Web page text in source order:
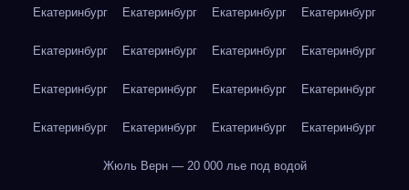
Екатеринбург Екатеринбург Екатеринбург Екатеринбург
Екатеринбург Екатеринбург Екатеринбург Екатеринбург
Екатеринбург Екатеринбург Екатеринбург Екатеринбург
Екатеринбург Екатеринбург Екатеринбург Екатеринбург
Жюль Верн — 20 000 лье под водой